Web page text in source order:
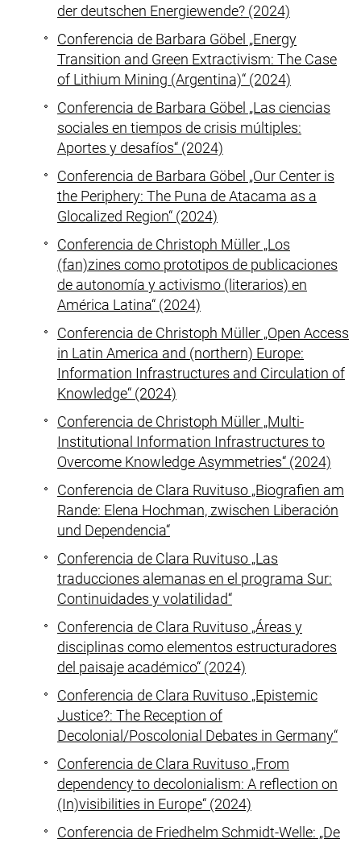
der deutschen Energiewende? (2024)
Conferencia de Barbara Göbel „Energy
Transition and Green Extractivism: The Case
of Lithium Mining (Argentina)“ (2024)
Conferencia de Barbara Göbel „Las ciencias
sociales en tiempos de crisis múltiples:
Aportes y desafíos“ (2024)
Conferencia de Barbara Göbel „Our Center is
the Periphery: The Puna de Atacama as a
Glocalized Region“ (2024)
Conferencia de Christoph Müller „Los
(fan)zines como prototipos de publicaciones
de autonomía y activismo (literarios) en
América Latina“ (2024)
Conferencia de Christoph Müller „Open Access
in Latin America and (northern) Europe:
Information Infrastructures and Circulation of
Knowledge“ (2024)
Conferencia de Christoph Müller „Multi-
Institutional Information Infrastructures to
Overcome Knowledge Asymmetries“ (2024)
Conferencia de Clara Ruvituso „Biografien am
Rande: Elena Hochman, zwischen Liberación
und Dependencia“
Conferencia de Clara Ruvituso „Las
traducciones alemanas en el programa Sur:
Continuidades y volatilidad“
Conferencia de Clara Ruvituso „Áreas y
disciplinas como elementos estructuradores
del paisaje académico“ (2024)
Conferencia de Clara Ruvituso „Epistemic
Justice?: The Reception of
Decolonial/Poscolonial Debates in Germany“
Conferencia de Clara Ruvituso „From
dependency to decolonialism: A reflection on
(In)visibilities in Europe“ (2024)
Conferencia de Friedhelm Schmidt-Welle: „De